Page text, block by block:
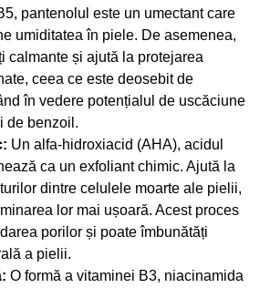
pantenolul este un umectant care
umiditatea în piele. De asemenea,
calmante și ajută la protejarea
ceea ce este deosebit de
în vedere potențialul de uscăciune
de benzoil.
Un alfa-hidroxiacid (AHA), acidul
ca un exfoliant chimic. Ajută la
dintre celulele moarte ale pielii,
lor mai ușoară. Acest proces
porilor și poate îmbunătăți
a pielii.
O formă a vitaminei B3, niacinamida